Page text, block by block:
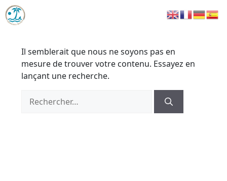
principal
Aller
au
Il semblerait que nous ne soyons pas en
mesure de trouver votre contenu. Essayez en
lançant une recherche.